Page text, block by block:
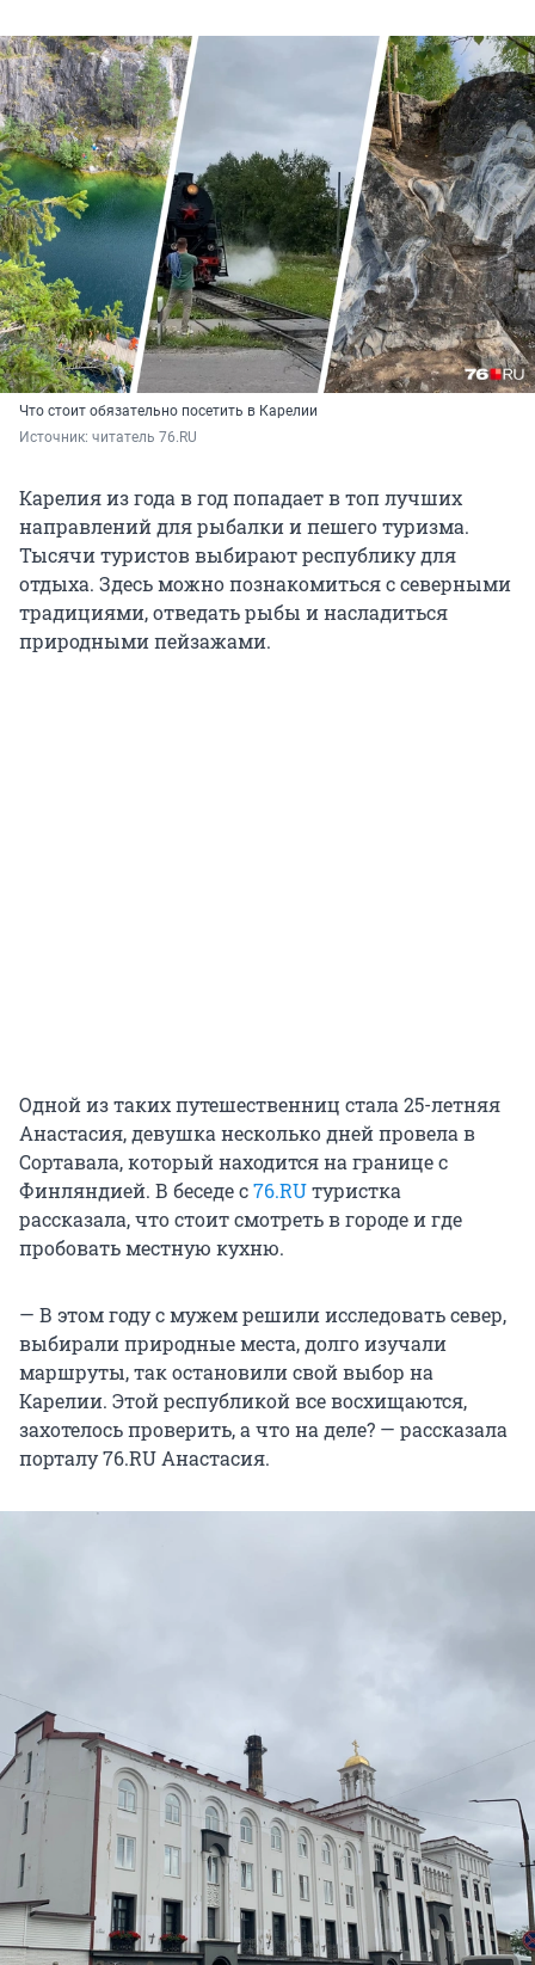
Что стоит обязательно посетить в Карелии
Источник: читатель 76.RU
Карелия из года в год попадает в топ лучших
направлений для рыбалки и пешего туризма.
Тысячи туристов выбирают республику для
отдыха. Здесь можно познакомиться с северными
традициями, отведать рыбы и насладиться
природными пейзажами.
Одной из таких путешественниц стала 25-летняя
Анастасия, девушка несколько дней провела в
Сортавала, который находится на границе с
Финляндией. В беседе с76.RUтуристка
рассказала, что стоит смотреть в городе и где
пробовать местную кухню.
— В этом году с мужем решили исследовать север,
выбирали природные места, долго изучали
маршруты, так остановили свой выбор на
Карелии. Этой республикой все восхищаются,
захотелось проверить, а что на деле? — рассказала
порталу 76.RU Анастасия.